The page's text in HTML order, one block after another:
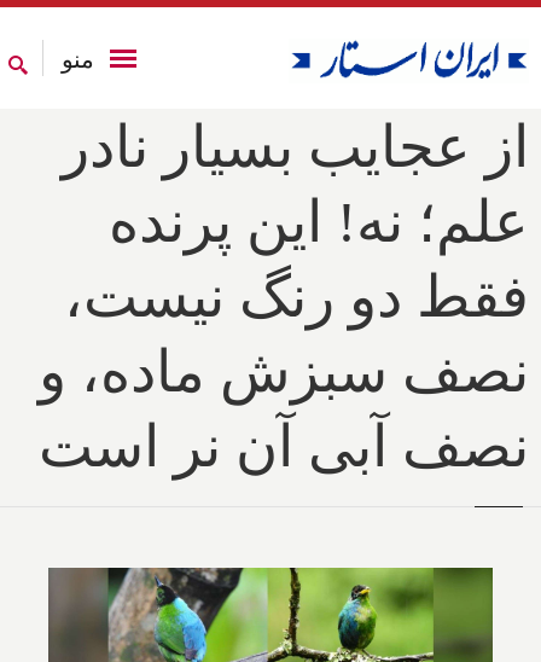
منو
از عجایب بسیار نادر
علم؛ نه! این پرنده
فقط دو رنگ نیست،
نصف سبزش ماده، و
نصف آبی آن نر است